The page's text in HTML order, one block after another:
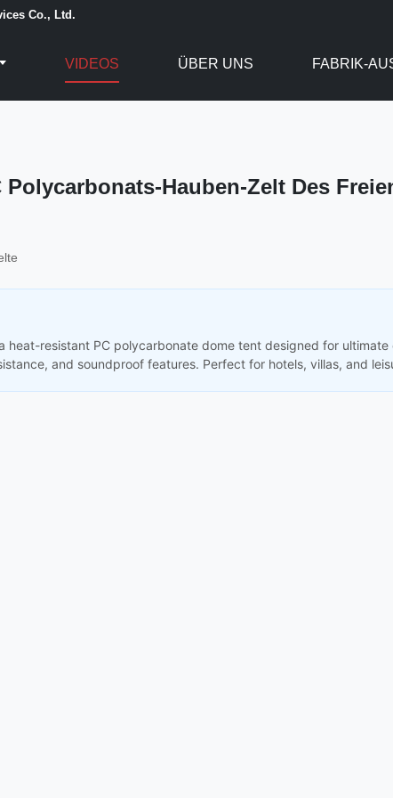
Co., Ltd.
VIDEOS ÜBER UNS FABRIK-
Hauben-Zelt Des
heat-resistant PC polycarbonate dome tent designed for
and soundproof features. Perfect for hotels, villas, and